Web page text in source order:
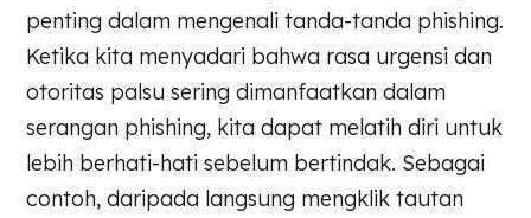
penting dalam mengenali tanda-tanda phishing.
Ketika kita menyadari bahwa rasa urgensi dan
otoritas palsu sering dimanfaatkan dalam
serangan phishing, kita dapat melatih diri untuk
lebih berhati-hati sebelum bertindak. Sebagai
contoh, daripada langsung mengklik tautan